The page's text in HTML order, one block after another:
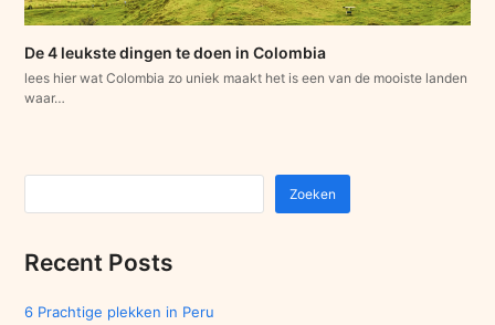
De 4 leukste dingen te doen in Colombia
lees hier wat Colombia zo uniek maakt het is een van de mooiste landen
waar…
Zoeken
Recent Posts
6 Prachtige plekken in Peru